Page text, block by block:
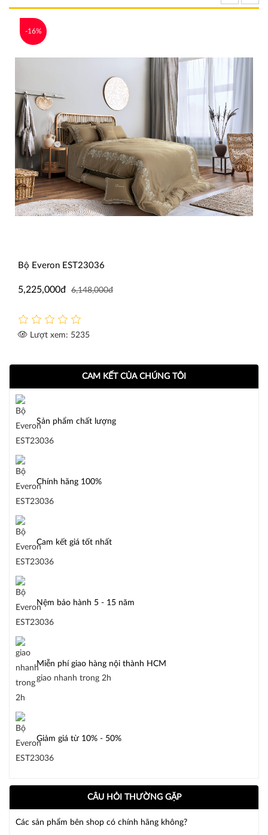
-16%
Bộ Everon EST23036
5,225,000đ 6,148,000đ
Lượt xem: 5235
CAM KẾT CỦA CHÚNG TÔI
Sản phẩm chất lượng
Chính hãng 100%
Cam kết giá tốt nhất
Nệm bảo hành 5 - 15 năm
Miễn phí giao hàng nội thành HCM
giao nhanh trong 2h
Giảm giá từ 10% - 50%
CÂU HỎI THƯỜNG GẶP
Các sản phẩm bên shop có chính hãng không?